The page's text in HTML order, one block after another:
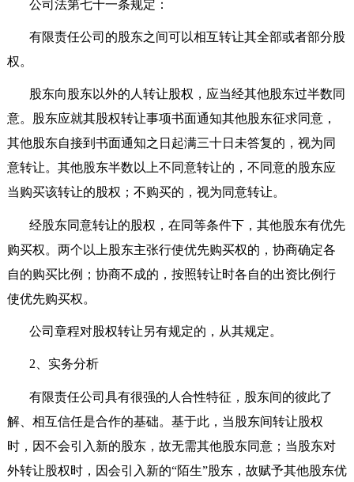
公司法第七十一条规定：
有限责任公司的股东之间可以相互转让其全部或者部分股
权。
股东向股东以外的人转让股权，应当经其他股东过半数同
意。股东应就其股权转让事项书面通知其他股东征求同意，
其他股东自接到书面通知之日起满三十日未答复的，视为同
意转让。其他股东半数以上不同意转让的，不同意的股东应
当购买该转让的股权；不购买的，视为同意转让。
经股东同意转让的股权，在同等条件下，其他股东有优先
购买权。两个以上股东主张行使优先购买权的，协商确定各
自的购买比例；协商不成的，按照转让时各自的出资比例行
使优先购买权。
公司章程对股权转让另有规定的，从其规定。
2、实务分析
有限责任公司具有很强的人合性特征，股东间的彼此了
解、相互信任是合作的基础。基于此，当股东间转让股权
时，因不会引入新的股东，故无需其他股东同意；当股东对
外转让股权时，因会引入新的“陌生”股东，故赋予其他股东优